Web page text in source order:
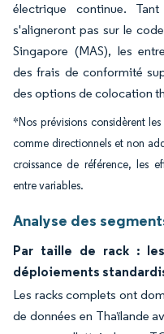
électrique continue.
s'aligneront pas sur le
Singapore (MAS), les
des frais de conformité
des options de colocation
*Nos prévisions considèrent
comme directionnels et non
croissance de référence, les
entre variables.
Analyse des
Par taille de rack :
déploiements
Les racks complets ont
de données en Thaïlande